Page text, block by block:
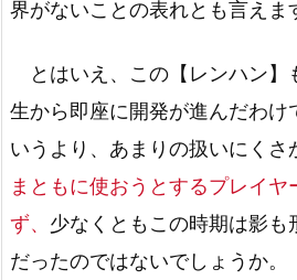
界がないことの表れとも言えま
とはいえ、この【レンハン】
生から即座に開発が進んだわけ
いうより、あまりの扱いにくさ
まともに使おうとするプレイヤ
ず、 少なくともこの時期は影も
だったのではないでしょうか。